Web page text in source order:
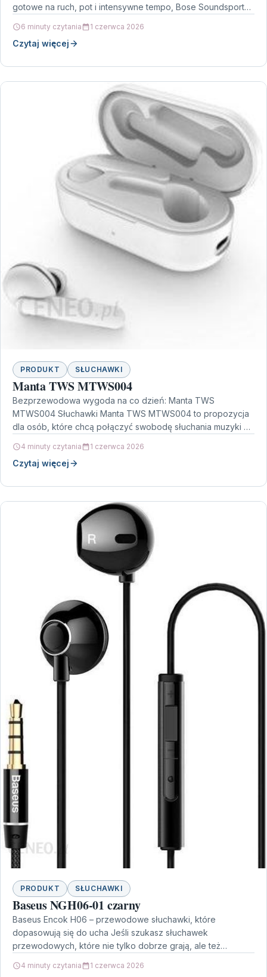
gotowe na ruch, pot i intensywne tempo, Bose Soundsport
6 minuty czytania 1 czerwca 2026
Czytaj więcej
PRODUKT SŁUCHAWKI
Manta TWS MTWS004
Bezprzewodowa wygoda na co dzień: Manta TWS
MTWS004 Słuchawki Manta TWS MTWS004 to propozycja
dla osób, które chcą połączyć swobodę słuchania muzyki z
4 minuty czytania 1 czerwca 2026
Czytaj więcej
PRODUKT SŁUCHAWKI
Baseus NGH06-01 czarny
Baseus Encok H06 – przewodowe słuchawki, które
dopasowują się do ucha Jeśli szukasz słuchawek
przewodowych, które nie tylko dobrze grają, ale też
4 minuty czytania 1 czerwca 2026